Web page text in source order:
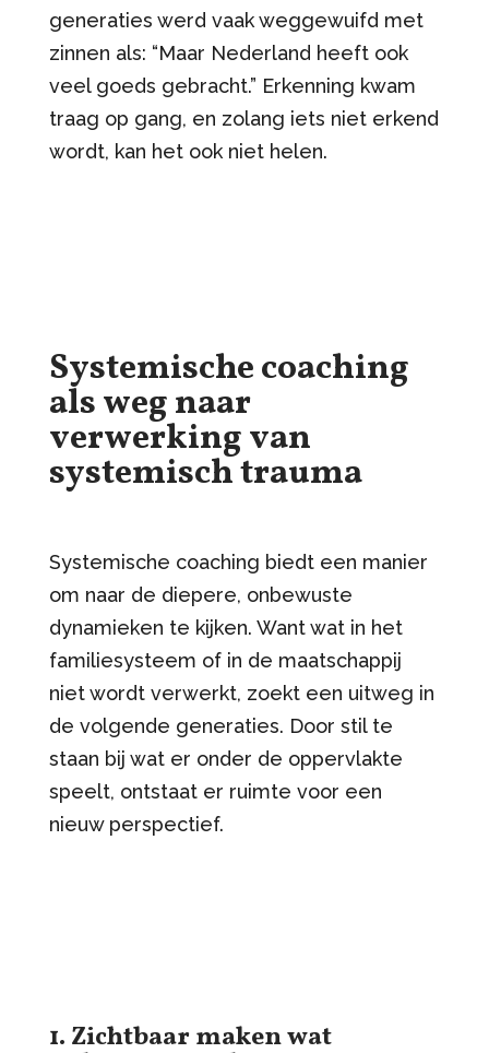
generaties werd vaak weggewuifd met
zinnen als: “Maar Nederland heeft ook
veel goeds gebracht.” Erkenning kwam
traag op gang, en zolang iets niet erkend
wordt, kan het ook niet helen.
Systemische coaching
als weg naar
verwerking van
systemisch trauma
Systemische coaching biedt een manier
om naar de diepere, onbewuste
dynamieken te kijken. Want wat in het
familiesysteem of in de maatschappij
niet wordt verwerkt, zoekt een uitweg in
de volgende generaties. Door stil te
staan bij wat er onder de oppervlakte
speelt, ontstaat er ruimte voor een
nieuw perspectief.
1. Zichtbaar maken wat